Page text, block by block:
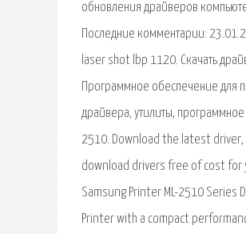
обновления драйверов
Последние комментарии:
laser shot lbp 1120. Скачать
Программное обеспечение для
драйвера, утилиты,
2510. Download the latest driver,
download drivers free of cost for
Samsung Printer ML-2510 Series
Printer with a compact